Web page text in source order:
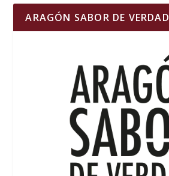
ARAGÓN SABOR DE VERDAD